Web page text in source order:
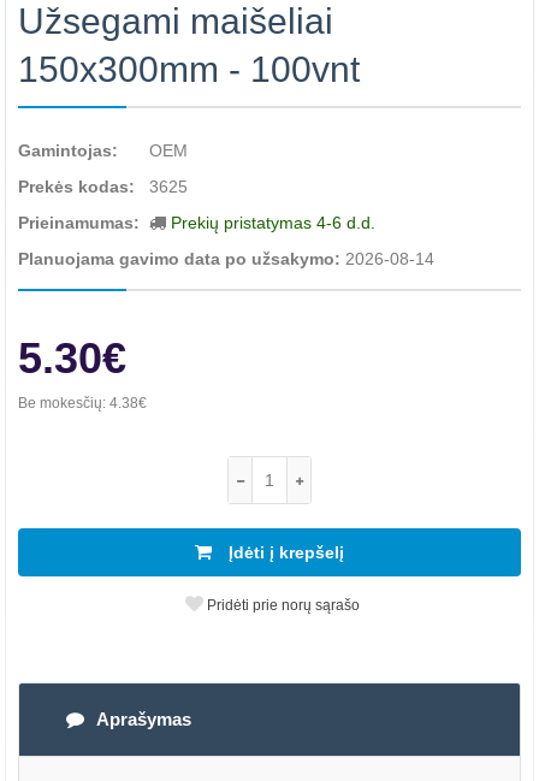
Užsegami maišeliai
150x300mm - 100vnt
Gamintojas:
OEM
Prekės kodas:
3625
Prieinamumas:
Prekių pristatymas 4-6 d.d.
Planuojama gavimo data po užsakymo: 2026-08-14
5.30€
Be mokesčių: 4.38€
Įdėti į krepšelį
Pridėti prie norų sąrašo
Aprašymas